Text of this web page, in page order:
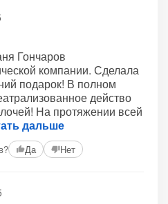
Гончаров
компании. Сделала
подарок! В полном
действо
На протяжении всей
дальше
Да Нет